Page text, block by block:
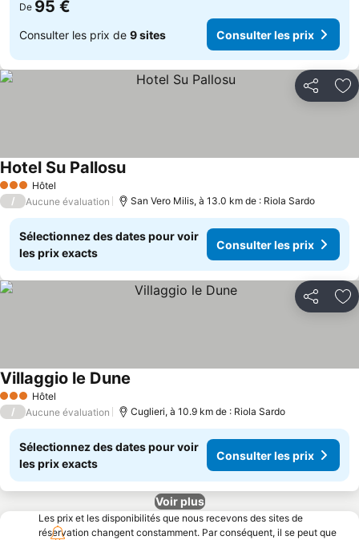
De 95 €
Consulter les prix de 9 sites Consulter les prix
Partager
3 ÉtoilesHôtel
Hotel Su Pallosu
/ Aucune évaluation San Vero Milis, à 13.0 km de : Riola Sardo
Sélectionnez des dates pour voir
les prix exacts
Consulter les prix
Partager
3 ÉtoilesHôtel
Villaggio le Dune
/ Aucune évaluation Cuglieri, à 10.9 km de : Riola Sardo
Sélectionnez des dates pour voir
les prix exacts
Consulter les prix
Voir plus
Les prix et les disponibilités que nous recevons des sites de
réservation changent constamment. Par conséquent, il se peut que